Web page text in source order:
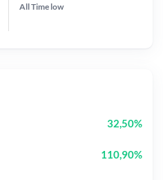
All Time low
32,50%
110,90%